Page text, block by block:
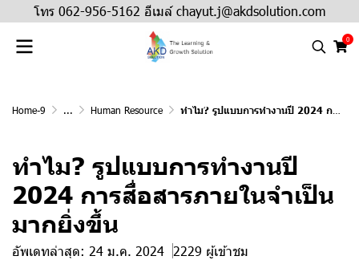
โทร 062-956-5162 อีเมล์ chayut.j@akdsolution.com
0
Home-9 ... Human Resource ทำไม? รูปแบบการทำงานปี 2024 การสื่อสารภายในจำเป็นมากยิ่งขึ้น
ทำไม? รูปแบบการทำงานปี
2024 การสื่อสารภายในจำเป็น
มากยิ่งขึ้น
อัพเดทล่าสุด: 24 ม.ค. 2024 2229 ผู้เข้าชม